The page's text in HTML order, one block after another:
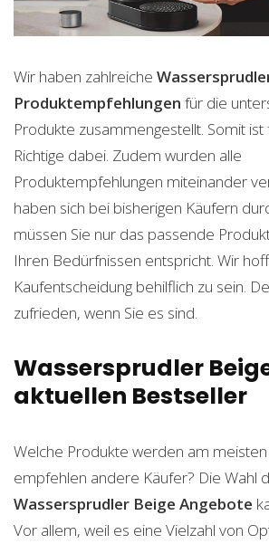
Wir haben zahlreiche
Produktempfehlungen für die
Produkte zusammengestellt. Somit
Richtige dabei. Zudem wurden alle
Produktempfehlungen miteinander
haben sich bei bisherigen Käufern
müssen Sie nur das passende
Ihren Bedürfnissen entspricht. Wir
Kaufentscheidung behilflich zu sein.
zufrieden, wenn Sie es sind.
Wassersprudler
aktuellen Bestseller
Welche Produkte werden am
empfehlen andere Käufer? Die Wahl
Wassersprudler Beige Angebote
Vor allem, weil es eine Vielzahl von